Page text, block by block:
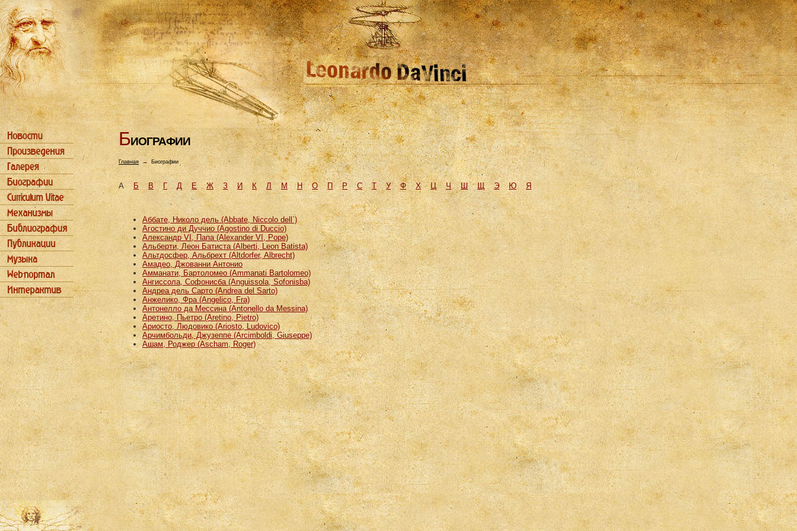
БИОГРАФИИ
Главная→ Биографии
АБ В Г Д Е Ж З И К Л М H О П Р С Т У Ф Х Ц Ч Ш Щ Э Ю Я
Аббате, Николо дель (Abbate, Niccolo dell`)
Агостино ди Дуччио (Agostino di Duccio)
Александр VI, Папа (Alexander VI, Pope)
Альберти, Леон Батиста (Alberti, Leon Batista)
Альтдосфер, Альбрехт (Altdorfer, Albrecht)
Амадео, Джованни Антонио
Амманати, Бартоломео (Ammanati Bartolomeo)
Ангиссола, Софонисба (Anguissola, Sofonisba)
Андреа дель Сарто (Andrea del Sarto)
Анжелико, Фра (Angelico, Fra)
Антонелло да Мессина (Antonello da Messina)
Аретино, Пьетро (Aretino, Pietro)
Ариосто, Людовико (Ariosto, Ludovico)
Арчимбольди, Джузеппе (Arcimboldi, Giuseppe)
Ашам, Роджер (Ascham, Roger)